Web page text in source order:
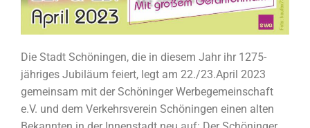
Die Stadt Schöningen, die in diesem Jahr ihr 1275-
jähriges Jubiläum feiert, legt am 22./23.April 2023
gemeinsam mit der Schöninger Werbegemeinschaft
e.V. und dem Verkehrsverein Schöningen einen alten